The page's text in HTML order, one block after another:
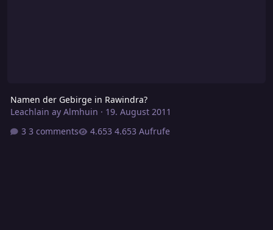
Namen der Gebirge in Rawindra?
Leachlain ay Almhuin · 19. August 2011
3 comments
4.653 Aufrufe